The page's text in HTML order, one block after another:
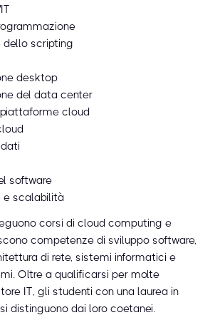
dello scripting
desktop
del data center
cloud
software
e scalabilità
corsi di cloud computing e
competenze di sviluppo software,
di rete, sistemi informatici e
Oltre a qualificarsi per molte
IT, gli studenti con una laurea in
distinguono dai loro coetanei.